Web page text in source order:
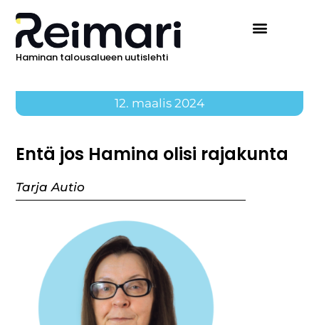
Haminan talousalueen uutislehti
12. maalis 2024
Entä jos Hamina olisi rajakunta
Tarja Autio